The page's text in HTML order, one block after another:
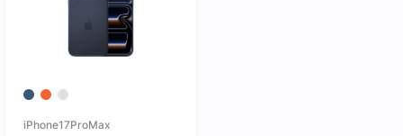
iPhone17ProMax